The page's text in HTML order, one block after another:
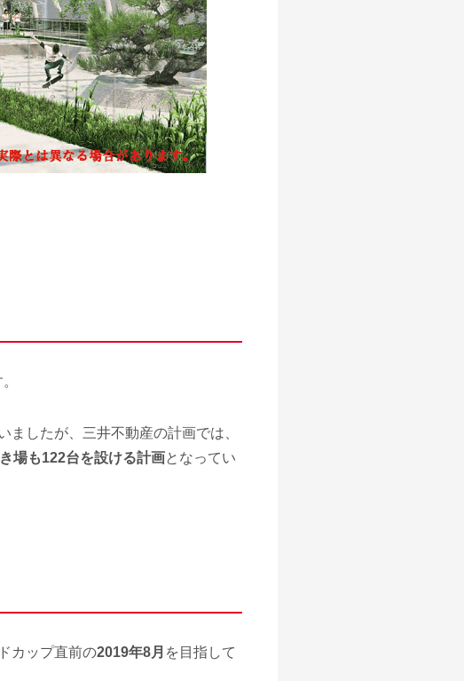
したが、三井不動産の計画では、
場も122台を設ける計画となってい
カップ直前の2019年8月 を目指して